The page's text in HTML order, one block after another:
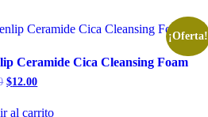
¡Oferta!
Ceramide Cica Cleansing Foam
El
original
$12.00El
actual
al carrito